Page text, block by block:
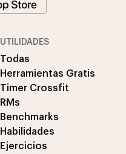
UTILIDADES
Todas
Herramientas Gratis
Timer Crossfit
RMs
Benchmarks
Habilidades
Ejercicios